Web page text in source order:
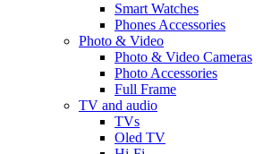
Smart Watches
Phones Accessories
Photo & Video
Photo & Video Cameras
Photo Accessories
Full Frame
TV and audio
TVs
Oled TV